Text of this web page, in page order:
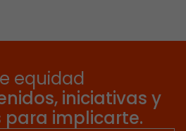
equidad
iniciativas y
para implicarte.